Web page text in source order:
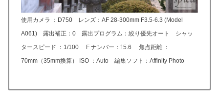
使用カメラ ：D750 レンズ： AF 28-300mm F3.5-6.3 (Model
A061) 露出補正：0 露出プログラム：絞り優先オート シャッ
タースピード ：1/100 F ナンバー：f 5.6 焦点距離 ：
70mm（35mm換算） ISO ：Auto 編集ソフト：Affinity Photo